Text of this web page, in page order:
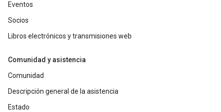
Eventos
Socios
Libros electrónicos y transmisiones web
Comunidad y asistencia
Comunidad
Descripción general de la asistencia
Estado